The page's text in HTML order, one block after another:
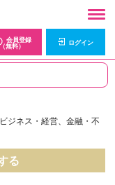
会員登録
（無料）
ログイン
ジネス・経営、金融・不
る